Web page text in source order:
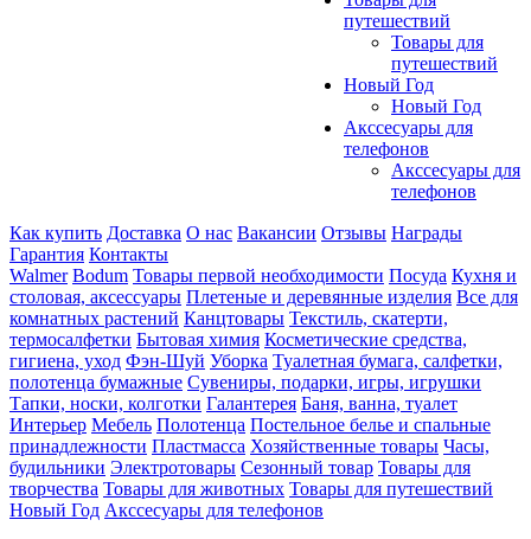
путешествий
Товары для
путешествий
Новый Год
Новый Год
Акссесуары для
телефонов
Акссесуары для
телефонов
Как купить Доставка О нас Вакансии Отзывы Награды
Гарантия Контакты
Walmer Bodum Товары первой необходимости Посуда Кухня и
столовая, аксессуары Плетеные и деревянные изделия Все для
комнатных растений Канцтовары Текстиль, скатерти,
термосалфетки Бытовая химия Косметические средства,
гигиена, уход Фэн-Шуй Уборка Туалетная бумага, салфетки,
полотенца бумажные Сувениры, подарки, игры, игрушки
Тапки, носки, колготки Галантерея Баня, ванна, туалет
Интерьер Мебель Полотенца Постельное белье и спальные
принадлежности Пластмасса Хозяйственные товары Часы,
будильники Электротовары Сезонный товар Товары для
творчества Товары для животных Товары для путешествий
Новый Год Акссесуары для телефонов